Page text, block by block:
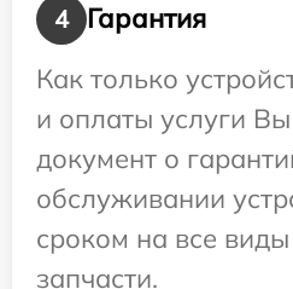
4
Гарантия
Как только
и оплаты услуги
документ о
обслуживании
сроком на все
запчасти.